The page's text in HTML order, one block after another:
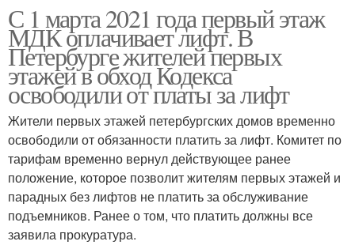
С 1 марта 2021 года первый этаж
МДК оплачивает лифт. В
Петербурге жителей первых
этажей в обход Кодекса
освободили от платы за лифт
Жители первых этажей петербургских домов временно
освободили от обязанности платить за лифт. Комитет по
тарифам временно вернул действующее ранее
положение, которое позволит жителям первых этажей и
парадных без лифтов не платить за обслуживание
подъемников. Ранее о том, что платить должны все
заявила прокуратура.